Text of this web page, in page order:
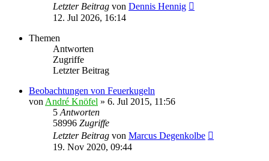
Letzter Beitrag von Dennis Hennig
12. Jul 2026, 16:14
Themen
Antworten
Zugriffe
Letzter Beitrag
Beobachtungen von Feuerkugeln
von André Knöfel » 6. Jul 2015, 11:56
5 Antworten
58996 Zugriffe
Letzter Beitrag von Marcus Degenkolbe
19. Nov 2020, 09:44